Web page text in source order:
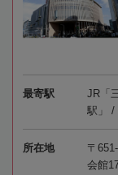
最寄駅
JR「
駅」 /
所在地
〒
会館